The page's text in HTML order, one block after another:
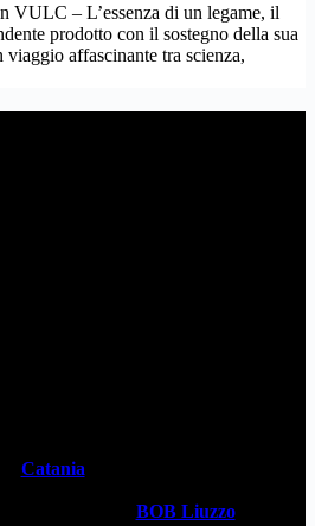
VULC – L’essenza di un legame, il
prodotto con il sostegno della sua
affascinante tra scienza,
Catania
BOB Liuzzo, questo